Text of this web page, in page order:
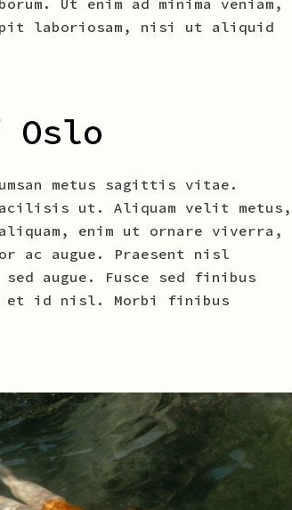
laboriosam, nisi ut aliquid
metus sagittis vitae.
ut. Aliquam velit metus,
enim ut ornare viverra,
ac augue. Praesent nisl
augue. Fusce sed finibus
et id nisl. Morbi finibus